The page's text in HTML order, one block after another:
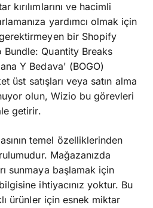
kırılımlarını ve hacimli
yardımcı olmak için
bir Shopify
Bundle: Quantity Breaks
Y Bedava' (BOGO)
üst satışları veya satın alma
olun, Wizio bu görevleri
getirir.
temel özelliklerinden
Mağazanızda
sunmaya başlamak için
ihtiyacınız yoktur. Bu
ürünler için esnek miktar